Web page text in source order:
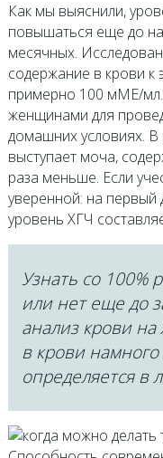
Как мы выяснили,
повышаться еще до
месячных.
содержание в крови к
примерно 100 мМЕ/мл.
женщинами для
домашних условиях. В
выступает моча,
раза меньше. Если
уверенной: на первый
уровень ХГЧ
Узнать со 100%
или нет еще до
анализ крови
в крови
определяется в